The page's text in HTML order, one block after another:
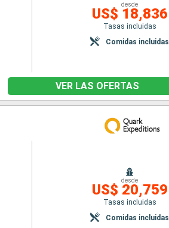
desde
US$ 18,836
Tasas incluidas
Comidas incluidas
VER LAS OFERTAS
desde
US$ 20,759
Tasas incluidas
Comidas incluidas